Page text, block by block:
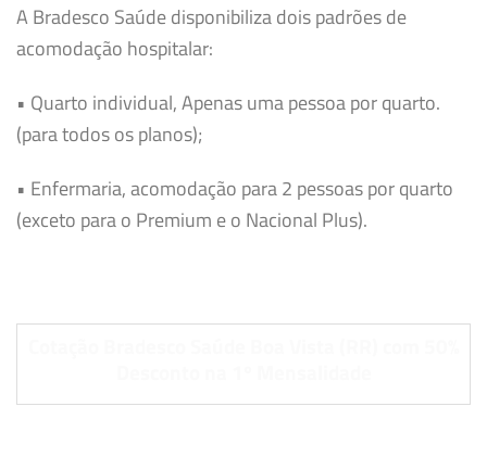
A Bradesco Saúde disponibiliza dois padrões de
acomodação hospitalar:
• Quarto individual, Apenas uma pessoa por quarto.
(para todos os planos);
• Enfermaria, acomodação para 2 pessoas por quarto
(exceto para o Premium e o Nacional Plus).